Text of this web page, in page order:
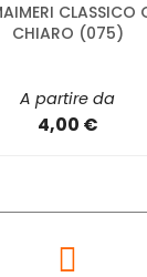
CLASSICO
CHIARO (075)
A partire da
4,00 €